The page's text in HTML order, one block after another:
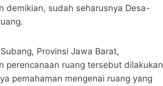
demikian, sudah seharusnya Desa-
Provinsi Jawa Barat,
perencanaan ruang tersebut dilakukan
pemahaman mengenai ruang yang